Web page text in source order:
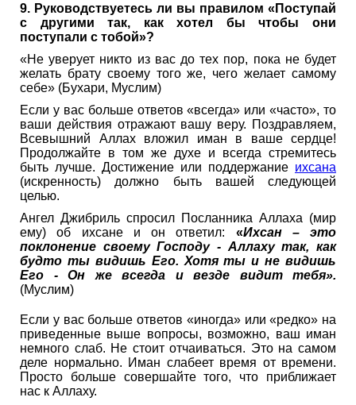
9. Руководствуетесь ли вы правилом «Поступай
с другими так, как хотел бы чтобы они
поступали с тобой»?
«Не уверует никто из вас до тех пор, пока не будет
желать брату своему того же, чего желает самому
себе» (Бухари, Муслим)
Если у вас больше ответов «всегда» или «часто», то
ваши действия отражают вашу веру. Поздравляем,
Всевышний Аллах вложил иман в ваше сердце!
Продолжайте в том же духе и всегда стремитесь
быть лучше. Достижение или поддержание ихсана
(искренность) должно быть вашей следующей
целью.
Ангел Джибриль спросил Посланника Аллаха (мир
ему) об ихсане и он ответил: «Ихсан – это
поклонение своему Господу - Аллаху так, как
будто ты видишь Его. Хотя ты и не видишь
Его - Он же всегда и везде видит тебя».
(Муслим)
Если у вас больше ответов «иногда» или «редко» на
приведенные выше вопросы, возможно, ваш иман
немного слаб. Не стоит отчаиваться. Это на самом
деле нормально. Иман слабеет время от времени.
Просто больше совершайте того, что приближает
нас к Аллаху.